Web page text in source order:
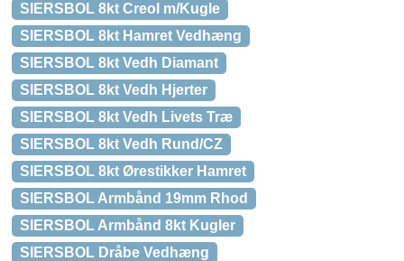
SIERSBOL 8kt Creol m/Kugle
SIERSBOL 8kt Hamret Vedhæng
SIERSBOL 8kt Vedh Diamant
SIERSBOL 8kt Vedh Hjerter
SIERSBOL 8kt Vedh Livets Træ
SIERSBOL 8kt Vedh Rund/CZ
SIERSBOL 8kt Ørestikker Hamret
SIERSBOL Armbånd 19mm Rhod
SIERSBOL Armbånd 8kt Kugler
SIERSBOL Dråbe Vedhæng